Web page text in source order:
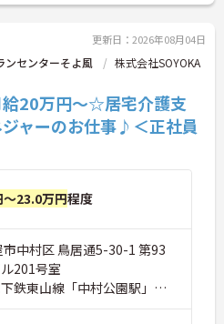
更新日：2026年08月04日
ンセンターそよ風
株式会社SOYOKA
給20万円～☆居宅介護支
ャーのお仕事♪＜正社員
23.0万円程度
市中村区 鳥居通5-30-1 第93
201号室
鉄東山線「中村公園駅」徒